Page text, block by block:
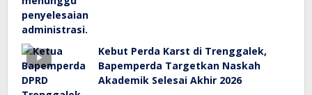
Kebut Perda Karst di Trenggalek,
Bapemperda Targetkan Naskah
Akademik Selesai Akhir 2026